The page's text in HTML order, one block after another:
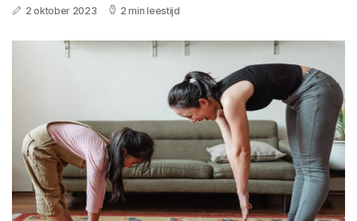
2 oktober 2023 2 min leestijd